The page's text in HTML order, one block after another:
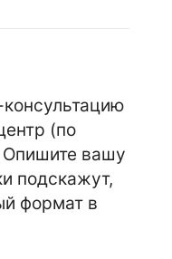
(по
Опишите вашу
подскажут,
формат в